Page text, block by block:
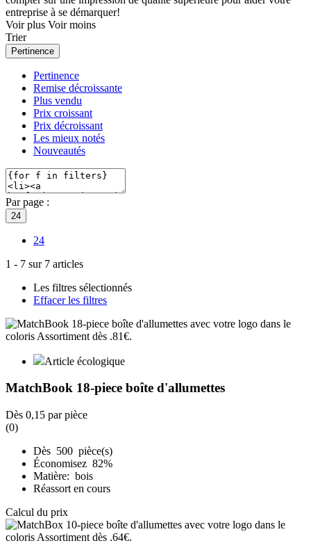
entreprise à se démarquer!
Voir plus Voir moins
Trier
Pertinence
Pertinence
Remise décroissante
Plus vendu
Prix croissant
Prix décroissant
Les mieux notés
Nouveautés
Par page :
24
24
1 - 7 sur 7 articles
Les filtres sélectionnés
Effacer les filtres
Article écologique
MatchBook 18-piece boîte d'allumettes
Dès 0,15 par pièce
(0)
Dès 500 pièce(s)
Économisez 82%
Matière: bois
Réassort en cours
Calcul du prix